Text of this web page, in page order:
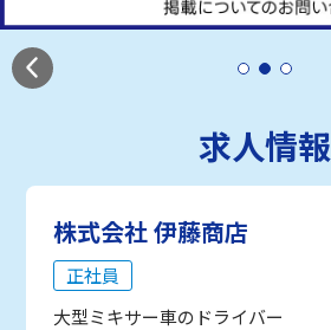
求人情報
株式会社 伊藤商店
正社員
大型ミキサー車のドライバー